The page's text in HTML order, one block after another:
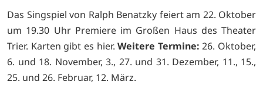
Das Singspiel von Ralph Benatzky feiert am 22. Oktober
um 19.30 Uhr Premiere im Großen Haus des Theater
Trier. Karten gibt es hier.Weitere Termine: 26. Oktober,
6. und 18. November, 3., 27. und 31. Dezember, 11., 15.,
25. und 26. Februar, 12. März.